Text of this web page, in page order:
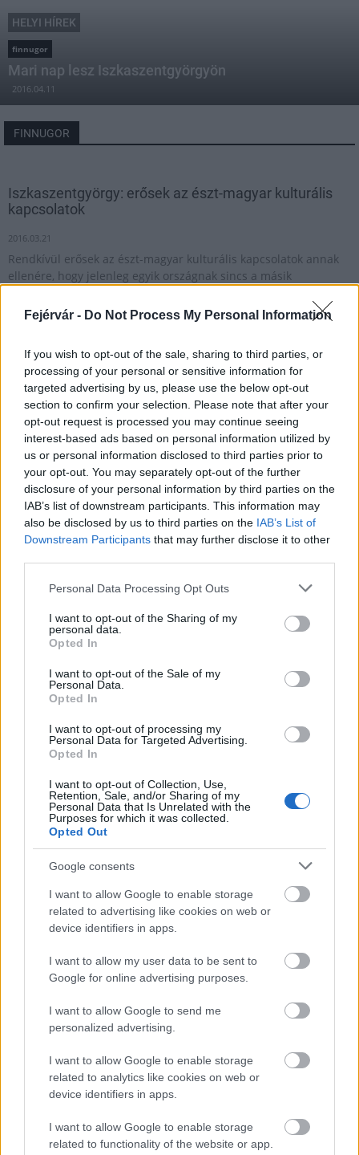
Fejérvár - Do Not Process My Personal Information
If you wish to opt-out of the sale, sharing to third parties, or
processing of your personal or sensitive information for
targeted advertising by us, please use the below opt-out
section to confirm your selection. Please note that after your
opt-out request is processed you may continue seeing
interest-based ads based on personal information utilized by
us or personal information disclosed to third parties prior to
your opt-out. You may separately opt-out of the further
disclosure of your personal information by third parties on the
IAB’s list of downstream participants. This information may
also be disclosed by us to third parties on the IAB’s List of
Downstream Participants that may further disclose it to other
Please note that this website/app uses one or more Google
not limited to your visit or usage behaviour. You may click to
grant or deny consent to Google and its third-party tags to
use your data for below specified purposes in below Google
consent section.
Personal Data Processing Opt Outs
I want to opt-out of the Sharing of my
personal data.
Opted In
I want to opt-out of the Sale of my
Personal Data.
Opted In
I want to opt-out of processing my
Personal Data for Targeted Advertising.
Opted In
I want to opt-out of Collection, Use,
Retention, Sale, and/or Sharing of my
Personal Data that Is Unrelated with the
Purposes for which it was collected.
Opted Out
Google consents
I want to allow Google to enable storage
related to advertising like cookies on web or
device identifiers in apps.
I want to allow my user data to be sent to
Google for online advertising purposes.
I want to allow Google to send me
personalized advertising.
I want to allow Google to enable storage
related to analytics like cookies on web or
device identifiers in apps.
I want to allow Google to enable storage
related to functionality of the website or app.
HELYI HÍREK
finnugor
Mari nap lesz Iszkaszentgyörgyön
2016.04.11
FINNUGOR
Iszkaszentgyörgy: erősek az észt-magyar kulturális
kapcsolatok
2016.03.21
Rendkívül erősek az észt-magyar kulturális kapcsolatok annak
ellenére, hogy jelenleg egyik országnak sincs a másik
külügyminisztere Iszkaszentgyörgyön, múlt heti
látogatásán. Iszkaszentgyörgy Veszprém mellett a 2016-os
1
HÍRLEVÉL
Név
E-mail cím
Feliratkozom a hírlevélre és elfogadom az
adatvédelmi
szabályzatot!
LEGFRISSEBB
Amire többmillióan vártunk: szombattól
másodfokúra csökken a riasztás
Helyi hírek
Látlelet a hazai víziközművekről?
Egyetlen, fél évszázados vezetéken múlt
Bicske vízellátása
Helyi hírek
Gyárleállításokkal és átszervezett
villamosenergia-rendszert a STRABAG
HIRDETÉS
HIRDETÉS